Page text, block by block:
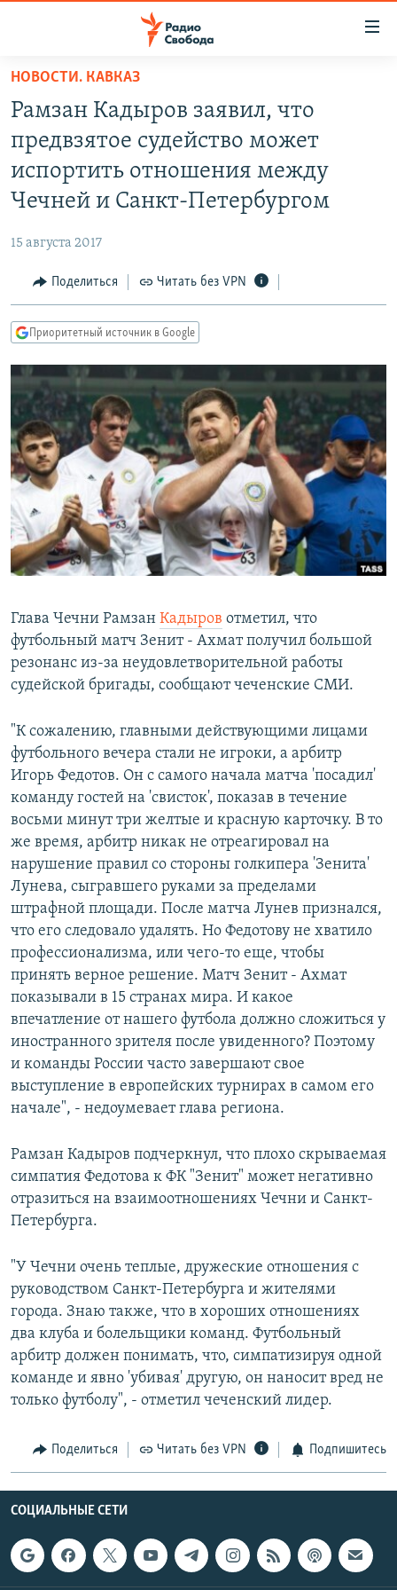
упрощенного
доступа
основному
содержанию
навигации
Вернутся
АВТОРСКИЕ ПРОЕКТЫ
ЦИТАТЫ СВОБОДЫ
КУЛЬТУРА
IDEL.РЕАЛИИ
КАВКАЗ.РЕАЛИИ
СИБИРЬ.РЕАЛИИ
РАСПИСАНИЕ ВЕЩАНИЯ
ПОДПИШИТЕСЬ НА РАССЫЛКУ
СОЦИАЛЬНЫЕ СЕТИ
Все сайты РСЕ/РС
НОВОСТИ. КАВКАЗ
Рамзан Кадыров заявил, что
предвзятое судейство может
испортить отношения между
Чечней и Санкт-Петербургом
15 августа 2017
Поделиться Читать без VPN
Приоритетный источник в Google
Глава Чечни Рамзан Кадыров отметил, что
футбольный матч Зенит - Ахмат получил большой
резонанс из-за неудовлетворительной работы
судейской бригады, сообщают чеченские СМИ.
"К сожалению, главными действующими лицами
футбольного вечера стали не игроки, а арбитр
Игорь Федотов. Он с самого начала матча 'посадил'
команду гостей на 'свисток', показав в течение
восьми минут три желтые и красную карточку. В то
же время, арбитр никак не отреагировал на
нарушение правил со стороны голкипера 'Зенита'
Лунева, сыгравшего руками за пределами
штрафной площади. После матча Лунев признался,
что его следовало удалять. Но Федотову не хватило
профессионализма, или чего-то еще, чтобы
принять верное решение. Матч Зенит - Ахмат
показывали в 15 странах мира. И какое
впечатление от нашего футбола должно сложиться у
иностранного зрителя после увиденного? Поэтому
и команды России часто завершают свое
выступление в европейских турнирах в самом его
начале", - недоумевает глава региона.
Рамзан Кадыров подчеркнул, что плохо скрываемая
симпатия Федотова к ФК "Зенит" может негативно
отразиться на взаимоотношениях Чечни и Санкт-
Петербурга.
"У Чечни очень теплые, дружеские отношения с
руководством Санкт-Петербурга и жителями
города. Знаю также, что в хороших отношениях
два клуба и болельщики команд. Футбольный
арбитр должен понимать, что, симпатизируя одной
команде и явно 'убивая' другую, он наносит вред не
только футболу", - отметил чеченский лидер.
Поделиться Читать без VPN Подпишитесь
СОЦИАЛЬНЫЕ СЕТИ